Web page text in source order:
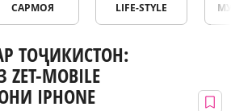
САРМОЯ LIFE-STYLE
ТОҶИКИСТОН:
MOBILE
IPHONE